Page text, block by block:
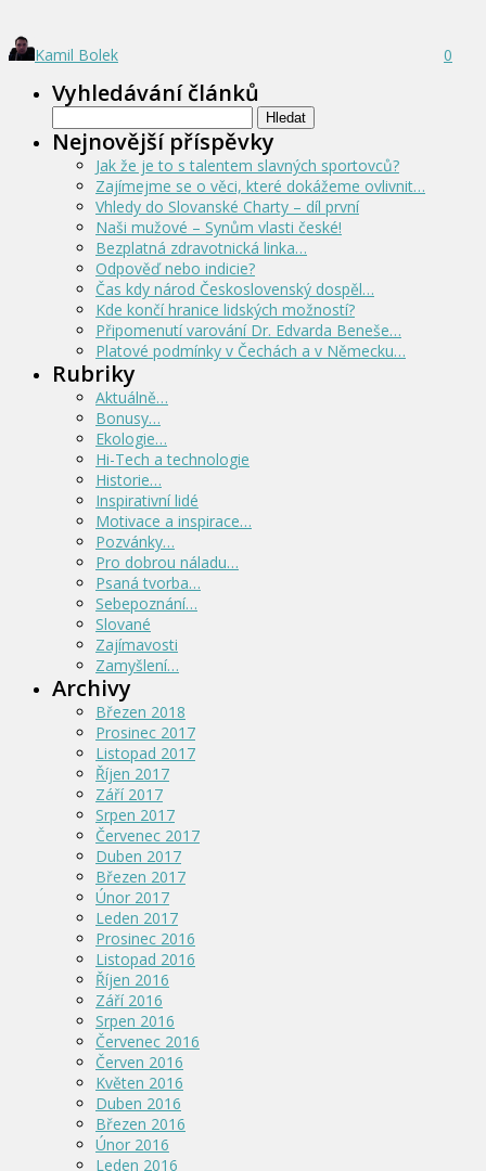
Kamil Bolek 0
Vyhledávání článků
Nejnovější příspěvky
Jak že je to s talentem slavných sportovců?
Zajímejme se o věci, které dokážeme ovlivnit…
Vhledy do Slovanské Charty – díl první
Naši mužové – Synům vlasti české!
Bezplatná zdravotnická linka…
Odpověď nebo indicie?
Čas kdy národ Československý dospěl…
Kde končí hranice lidských možností?
Připomenutí varování Dr. Edvarda Beneše…
Platové podmínky v Čechách a v Německu…
Rubriky
Aktuálně…
Bonusy…
Ekologie…
Hi-Tech a technologie
Historie…
Inspirativní lidé
Motivace a inspirace…
Pozvánky…
Pro dobrou náladu…
Psaná tvorba…
Sebepoznání…
Slované
Zajímavosti
Zamyšlení…
Archivy
Březen 2018
Prosinec 2017
Listopad 2017
Říjen 2017
Září 2017
Srpen 2017
Červenec 2017
Duben 2017
Březen 2017
Únor 2017
Leden 2017
Prosinec 2016
Listopad 2016
Říjen 2016
Září 2016
Srpen 2016
Červenec 2016
Červen 2016
Květen 2016
Duben 2016
Březen 2016
Únor 2016
Leden 2016